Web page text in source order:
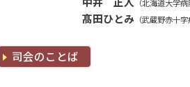
（北海道大学
髙田ひとみ（武蔵野赤十
司会のことば